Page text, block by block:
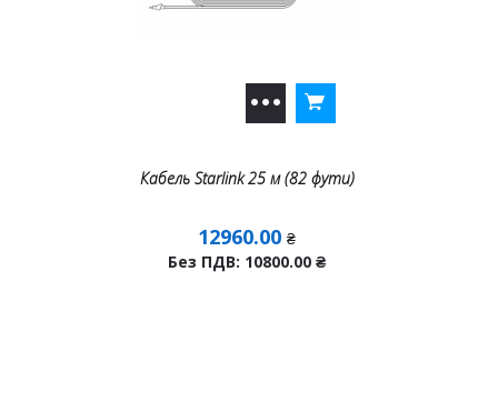
Кабель Starlink 25 м (82 фути)
12960.00 ₴
Без ПДВ: 10800.00 ₴